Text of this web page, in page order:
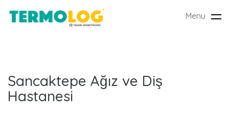
Menu
L
a
Sancaktepe Ağız ve Diş
Hastanesi